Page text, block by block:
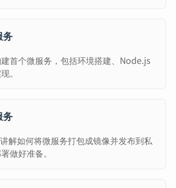
务
首个微服务，包括环境搭建、Node.js
。
务
解如何将微服务打包成镜像并发布到私
做好准备。